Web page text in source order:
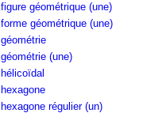
figure géométrique (une)
forme géométrique (une)
géométrie
géométrie (une)
hélicoïdal
hexagone
hexagone régulier (un)